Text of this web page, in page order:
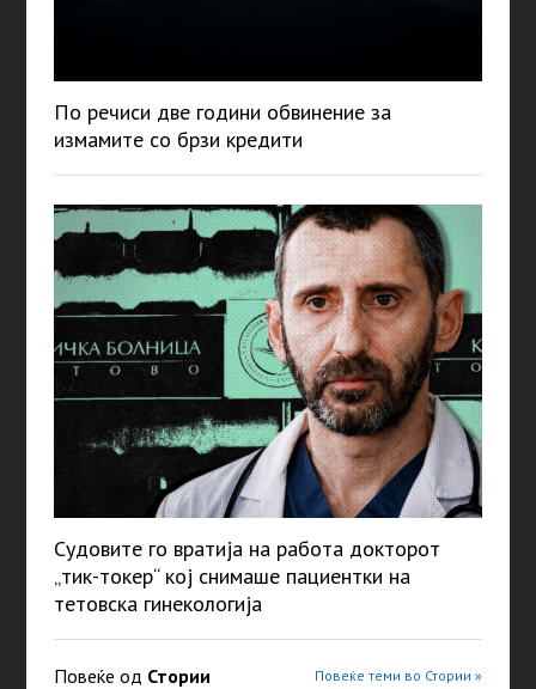
По речиси две години обвинение за
измамите со брзи кредити
Судовите го вратија на работа докторот
„тик-токер“ кој снимаше пациентки на
тетовска гинекологија
Повеќе од Стории Повеќе теми во Стории »